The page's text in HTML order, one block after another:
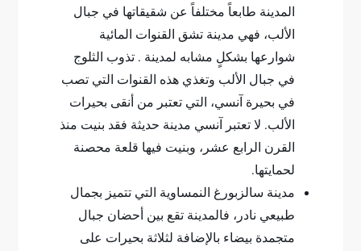
المدينة طابعاً مختلفاً عن شقيقاتها في جبال
الألب، فهي مدينة تشق القنوات المائية
شوارعها بشكلٍ مشابه لمدينة . تذوب الثلوج
في جبال الألب وتغذي هذه القنوات التي تصب
في بحيرة آنسي، التي تعتبر من أنقى بحيرات
الألب. لا تعتبر آنسي مدينة حديثة فقد بنيت منذ
القرن الرابع عشر، وبنيت فيها قلعة محصنة
لحمايتها.
مدينة سالزبورغ النمساوية التي تتميز بجمال
طبيعي نادر، فالمدينة تقع بين أحضان جبال
متجمدة بيضاء بالإضافة لثلاثة بحيرات على